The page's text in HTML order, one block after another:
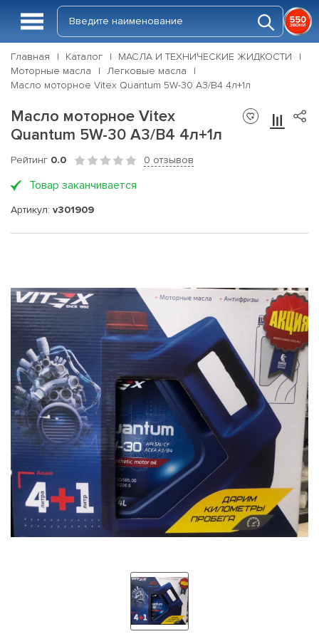
Главная Каталог
МАСЛА И ТЕХНИЧЕСКИЕ ЖИДКОСТИ
Моторные масла
Легковые масла
Масло моторное Vitex Quantum 5W-30 A3/B4 4л+1л
Масло моторное Vitex
Quantum 5W-30 A3/B4 4л+1л
Рейтинг 0.0 0 отзывов
Товар заканчивается
Артикул: v301909